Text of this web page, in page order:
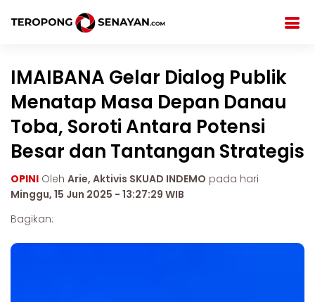
IMAIBANA Gelar Dialog Publik
Menatap Masa Depan Danau
Toba, Soroti Antara Potensi
Besar dan Tantangan Strategis
OPINI Oleh Arie, Aktivis SKUAD INDEMO pada hari
Minggu, 15 Jun 2025 - 13:27:29 WIB
Bagikan: